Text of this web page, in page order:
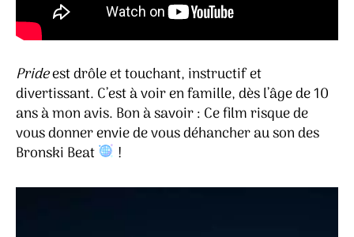
Prideest drôle et touchant, instructif et
divertissant. C’est à voir en famille, dès l’âge de 10
ans à mon avis. Bon à savoir : Ce film risque de
vous donner envie de vous déhancher au son des
Bronski Beat
!